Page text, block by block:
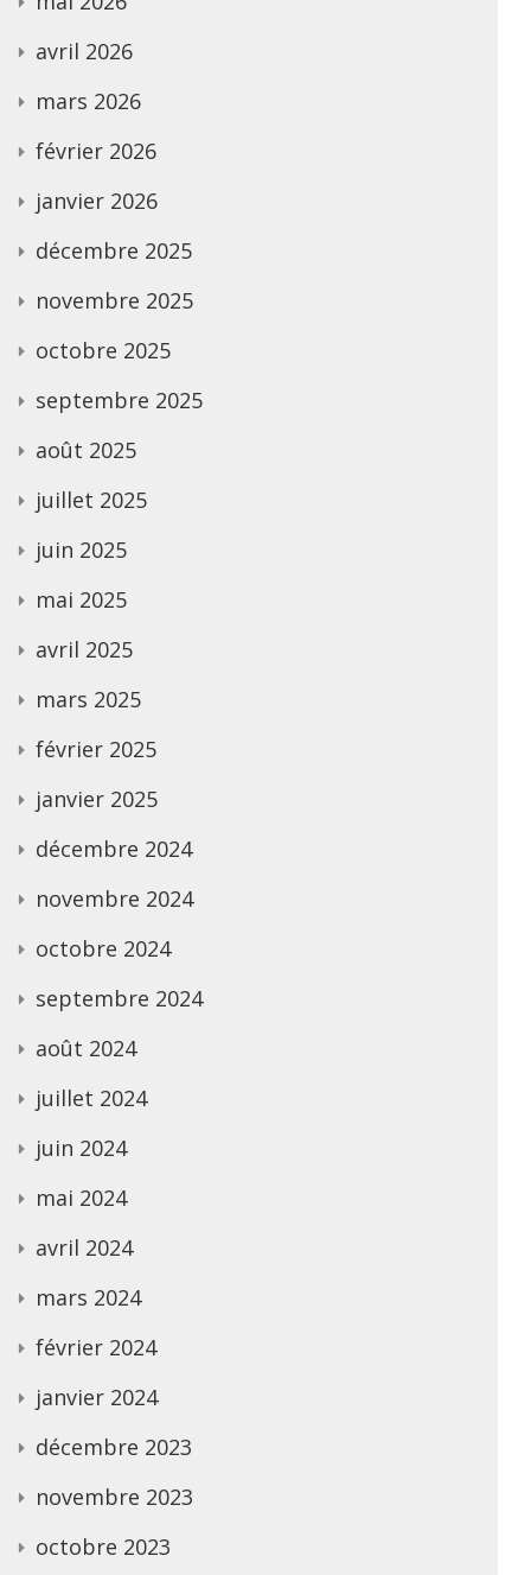
avril 2026
mars 2026
février 2026
janvier 2026
décembre 2025
novembre 2025
octobre 2025
septembre 2025
août 2025
juillet 2025
juin 2025
mai 2025
avril 2025
mars 2025
février 2025
janvier 2025
décembre 2024
novembre 2024
octobre 2024
septembre 2024
août 2024
juillet 2024
juin 2024
mai 2024
avril 2024
mars 2024
février 2024
janvier 2024
décembre 2023
novembre 2023
octobre 2023